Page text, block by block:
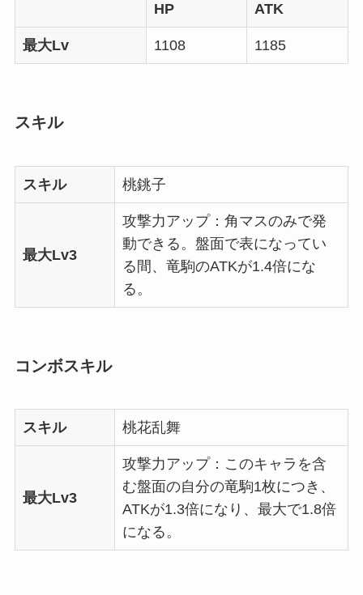
HP ATK
最大Lv 1108 1185
スキル
スキル 桃銚子
最大Lv3
攻撃力アップ：角マスのみで発
動できる。盤面で表になってい
る間、竜駒のATKが1.4倍にな
る。
コンボスキル
スキル 桃花乱舞
最大Lv3
攻撃力アップ：このキャラを含
む盤面の自分の竜駒1枚につき、
ATKが1.3倍になり、最大で1.8倍
になる。